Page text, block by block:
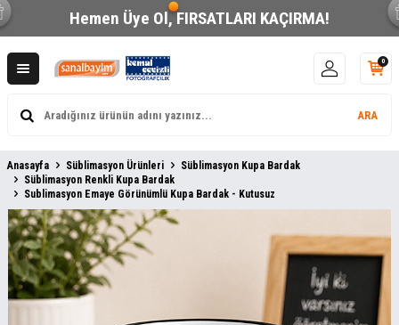
Hemen Üye Ol,FIRSATLARI KAÇIRMA!
ARA
0
Anasayfa Süblimasyon Ürünleri
Süblimasyon Kupa Bardak
Süblimasyon Renkli Kupa Bardak
Sublimasyon Emaye Görünümlü Kupa Bardak - Kutusuz